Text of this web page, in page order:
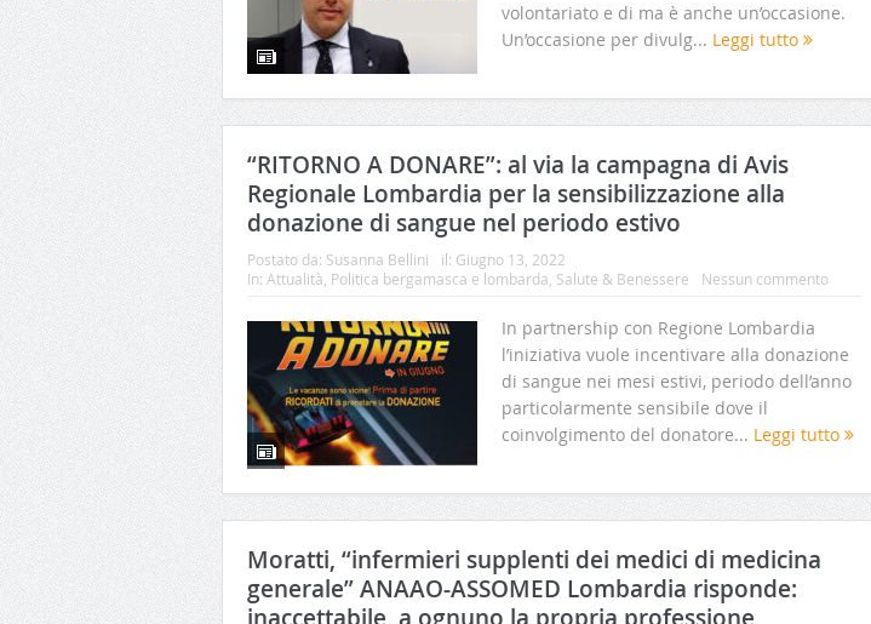
volontariato e di ma è anche un’occasione.
Un’occasione per divulg... Leggi tutto
“RITORNO A DONARE”: al via la campagna di Avis
Regionale Lombardia per la sensibilizzazione alla
donazione di sangue nel periodo estivo
Postato da: Susanna Bellini il: Giugno 13, 2022
In: Attualità Politica bergamasca e lombarda Salute & Benessere Nessun commento
In partnership con Regione Lombardia
l’iniziativa vuole incentivare alla donazione
di sangue nei mesi estivi, periodo dell’anno
particolarmente sensibile dove il
coinvolgimento del donatore... Leggi tutto
Moratti, “infermieri supplenti dei medici di medicina
generale” ANAAO-ASSOMED Lombardia risponde: